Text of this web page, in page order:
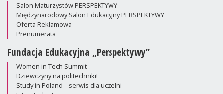
Salon Maturzystów PERSPEKTYWY
Międzynarodowy Salon Edukacyjny PERSPEKTYWY
Oferta Reklamowa
Prenumerata
Fundacja Edukacyjna „Perspektywy”
Women in Tech Summit
Dziewczyny na politechniki!
Study in Poland – serwis dla uczelni